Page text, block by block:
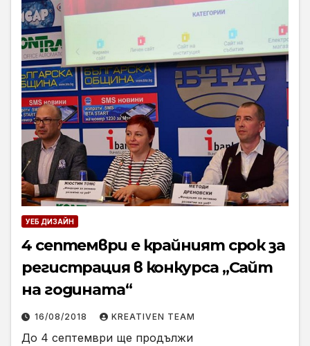
УЕБ ДИЗАЙН
4 септември е крайният срок за
регистрация в конкурса „Сайт
на годината“
16/08/2018 KREATIVEN TEAM
До 4 септември ще продължи